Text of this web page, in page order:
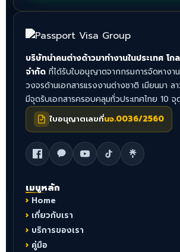
บริษัทนำคนต่างด้าวมาทำงานในประเทศ โก
จำกัด ที่ได้รับใบอนุญาตจากกรมการจัดหางา
วงจรด้านเอกสารแรงงานต่างชาติ เมียนมา ล
มีจุดรับเอกสารครอบคลุมทั่วประเทศไทย 10 จุ
ใบอนุญาตเลขที่นจ.0036/2560
เมนูหลัก
Home
เกี่ยวกับเรา
บริการของเรา
คู่มือ